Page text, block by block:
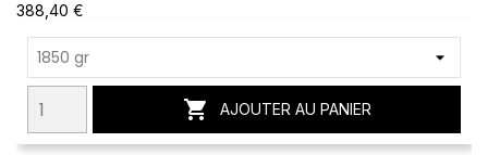
388,40 €
 AJOUTER AU PANIER